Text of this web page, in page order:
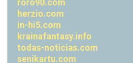
roro90.com
herzio.com
in-hi5.com
krainafantasy.info
todas-noticias.com
senikartu.com